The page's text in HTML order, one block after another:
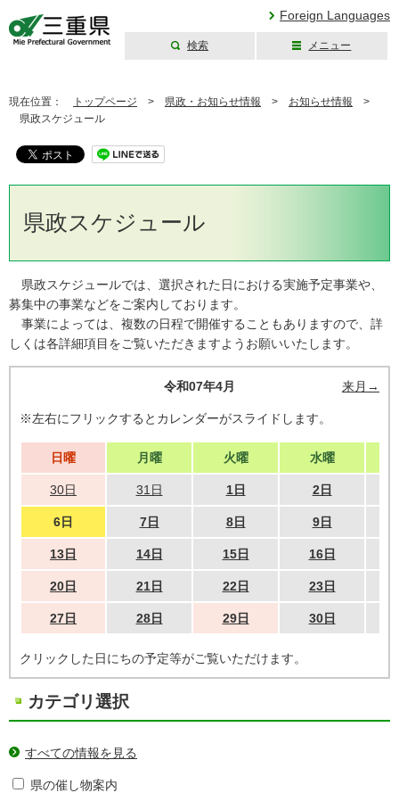
Foreign Languages
検索 メニュー
現在位置： トップページ > 県政・お知らせ情報 > お知らせ情報 >
県政スケジュール
県政スケジュール
県政スケジュールでは、選択された日における実施予定事業や、
募集中の事業などをご案内しております。
事業によっては、複数の日程で開催することもありますので、詳
しくは各詳細項目をご覧いただきますようお願いいたします。
令和07年4月 来月→
※左右にフリックするとカレンダーがスライドします。
日曜 月曜 火曜 水曜
30日 31日 1日 2日
6日 7日 8日 9日
13日 14日 15日 16日
20日 21日 22日 23日
27日 28日 29日 30日
クリックした日にちの予定等がご覧いただけます。
カテゴリ選択
すべての情報を見る
県の催し物案内